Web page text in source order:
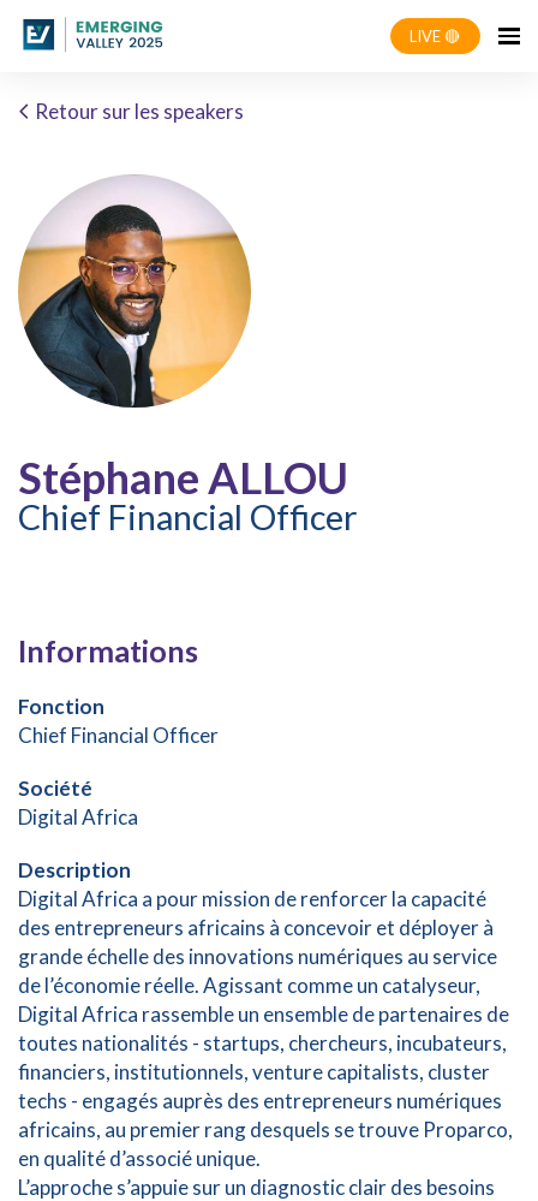
LIVE 🔴
Retour sur les speakers
Stéphane ALLOU
Chief Financial Officer
Informations
Fonction
Chief Financial Officer
Société
Digital Africa
Description
Digital Africa a pour mission de renforcer la capacité
des entrepreneurs africains à concevoir et déployer à
grande échelle des innovations numériques au service
de l’économie réelle. Agissant comme un catalyseur,
Digital Africa rassemble un ensemble de partenaires de
toutes nationalités - startups, chercheurs, incubateurs,
financiers, institutionnels, venture capitalists, cluster
techs - engagés auprès des entrepreneurs numériques
africains, au premier rang desquels se trouve Proparco,
en qualité d’associé unique.
L’approche s’appuie sur un diagnostic clair des besoins